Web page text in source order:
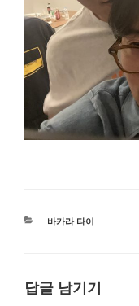
카
바카라 타이
답글 남기기